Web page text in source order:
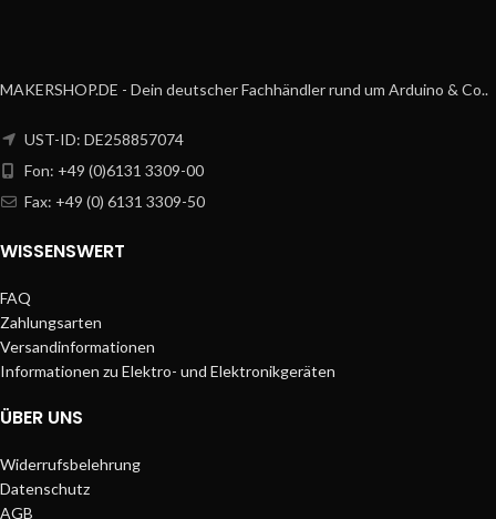
MAKERSHOP.DE - Dein deutscher Fachhändler rund um Arduino & Co..
UST-ID: DE258857074
Fon: +49 (0)6131 3309-00
Fax: +49 (0) 6131 3309-50
WISSENSWERT
FAQ
Zahlungsarten
Versandinformationen
Informationen zu Elektro- und Elektronikgeräten
ÜBER UNS
Widerrufsbelehrung
Datenschutz
AGB